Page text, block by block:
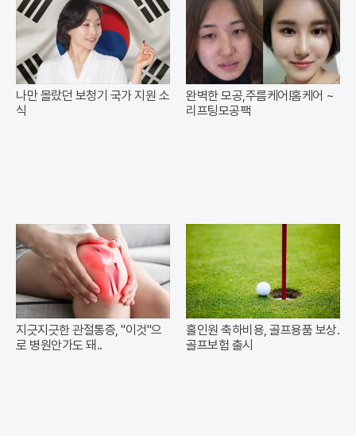
나만 몰랐던 보청기 국가 지원 소
식
완벽한 모공,주름케어!홈케어 ~
리프팅모공팩
지긋지긋한 관절통증, "이것"으
로 병원안가도 돼..
홀인원 축하비용, 골프용품 보상.
골프보험 출시